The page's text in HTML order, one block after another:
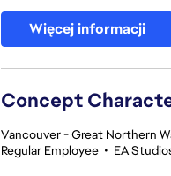
Więcej informacji
Concept
Vancouver - Great Northern
Regular Employee • EA